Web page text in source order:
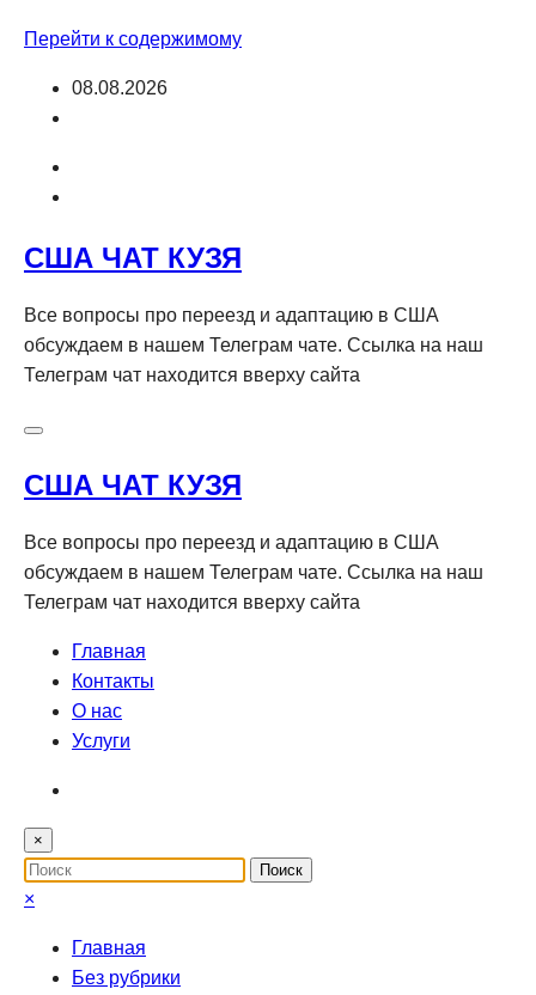
Перейти к содержимому
08.08.2026
США ЧАТ КУЗЯ
Все вопросы про переезд и адаптацию в США
обсуждаем в нашем Телеграм чате. Ссылка на наш
Телеграм чат находится вверху сайта
США ЧАТ КУЗЯ
Все вопросы про переезд и адаптацию в США
обсуждаем в нашем Телеграм чате. Ссылка на наш
Телеграм чат находится вверху сайта
Главная
Контакты
О нас
Услуги
×
×
Главная
Без рубрики